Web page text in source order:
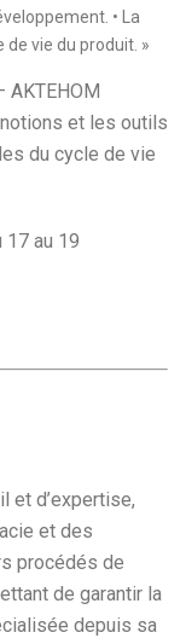
• La
vie du produit. »
AKTEHOM
et les outils
du cycle de vie
17 au 19
et d’expertise,
et des
procédés de
de garantir la
depuis sa